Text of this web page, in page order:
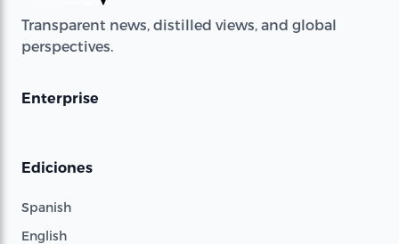
Transparent news, distilled views, and global
perspectives.
Enterprise
Ediciones
Spanish
English